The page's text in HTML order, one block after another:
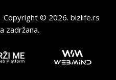
Copyright © 2026.bizlife.rs
zadržana.